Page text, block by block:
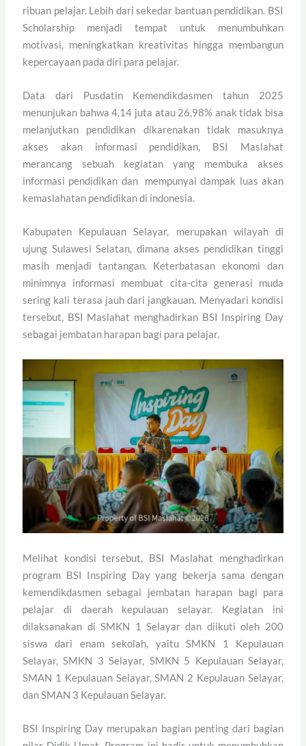
ribuan pelajar. Lebih dari sekedar bantuan pendidikan. BSI
Scholarship menjadi tempat untuk menumbuhkan
motivasi, meningkatkan kreativitas hingga membangun
kepercayaan pada diri para pelajar.
Data dari Pusdatin Kemendikdasmen tahun 2025
menunjukan bahwa 4,14 juta atau 26,98% anak tidak bisa
melanjutkan pendidikan dikarenakan tidak masuknya
akses akan informasi pendidikan, BSI Maslahat
merancang sebuah kegiatan yang membuka akses
informasi pendidikan dan mempunyai dampak luas akan
kemaslahatan pendidikan di indonesia.
Kabupaten Kepulauan Selayar, merupakan wilayah di
ujung Sulawesi Selatan, dimana akses pendidikan tinggi
masih menjadi tantangan. Keterbatasan ekonomi dan
minimnya informasi membuat cita-cita generasi muda
sering kali terasa jauh dari jangkauan. Menyadari kondisi
tersebut, BSI Maslahat menghadirkan BSI Inspiring Day
sebagai jembatan harapan bagi para pelajar.
Melihat kondisi tersebut, BSI Maslahat menghadirkan
program BSI Inspiring Day yang bekerja sama dengan
kemendikdasmen sebagai jembatan harapan bagi para
pelajar di daerah kepulauan selayar. Kegiatan ini
dilaksanakan di SMKN 1 Selayar dan diikuti oleh 200
siswa dari enam sekolah, yaitu SMKN 1 Kepulauan
Selayar, SMKN 3 Selayar, SMKN 5 Kepulauan Selayar,
SMAN 1 Kepulauan Selayar, SMAN 2 Kepulauan Selayar,
dan SMAN 3 Kepulauan Selayar.
BSI Inspiring Day merupakan bagian penting dari bagian